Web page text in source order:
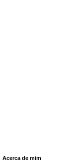
Acerca de mim